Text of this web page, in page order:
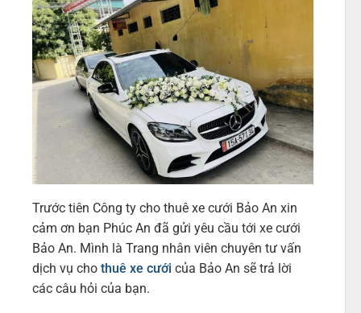
Trước tiên Công ty cho thuê xe cưới Bảo An xin
cảm ơn bạn Phúc An đã gửi yêu cầu tới xe cưới
Bảo An. Mình là Trang nhân viên chuyên tư vấn
dịch vụ cho thuê xe cưới của Bảo An sẽ trả lời
các câu hỏi của bạn.